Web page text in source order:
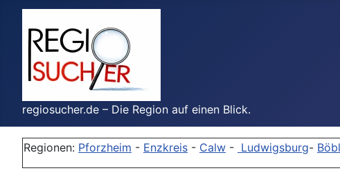
regiosucher.de – Die Region auf einen Blick.
Regionen: Pforzheim - Enzkreis - Calw - Ludwigsburg-